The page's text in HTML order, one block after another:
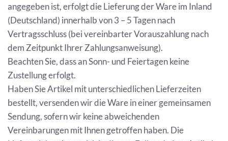
angegeben ist, erfolgt die Lieferung der Ware im Inland
(Deutschland) innerhalb von 3 – 5 Tagen nach
Vertragsschluss (bei vereinbarter Vorauszahlung nach
dem Zeitpunkt Ihrer Zahlungsanweisung).
Beachten Sie, dass an Sonn- und Feiertagen keine
Zustellung erfolgt.
Haben Sie Artikel mit unterschiedlichen Lieferzeiten
bestellt, versenden wir die Ware in einer gemeinsamen
Sendung, sofern wir keine abweichenden
Vereinbarungen mit Ihnen getroffen haben. Die